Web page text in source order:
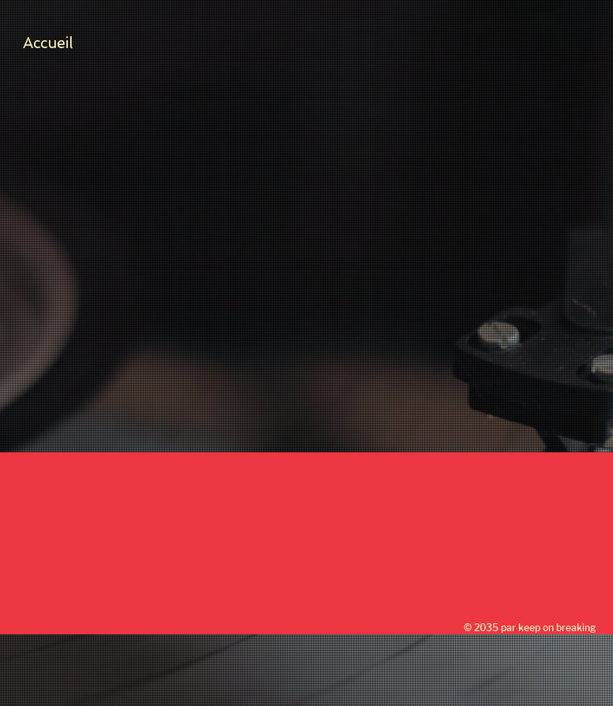
Accueil
© 2035 par keep on breaking